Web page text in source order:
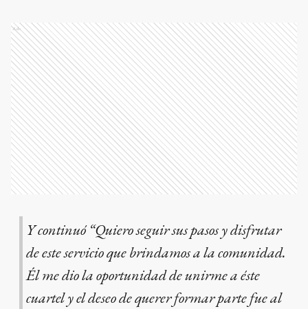
Ads
Y continuó “Quiero seguir sus pasos y disfrutar
de este servicio que brindamos a la comunidad.
Él me dio la oportunidad de unirme a éste
cuartel y el deseo de querer formar parte fue al